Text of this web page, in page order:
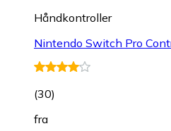
Håndkontroller
Nintendo Switch Pro
(30)
fra